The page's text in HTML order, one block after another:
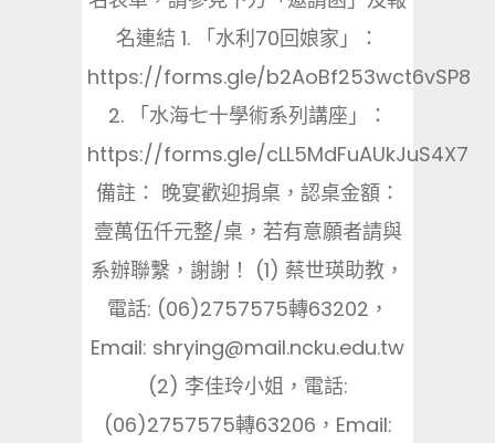
名連結 1. 「水利70回娘家」：
https://forms.gle/b2AoBf253wct6vSP8
2. 「水海七十學術系列講座」：
https://forms.gle/cLL5MdFuAUkJuS4X7
備註： 晚宴歡迎捐桌，認桌金額：
壹萬伍仟元整/桌，若有意願者請與
系辦聯繫，謝謝！ (1) 蔡世瑛助教，
電話: (06)2757575轉63202，
Email: shrying@mail.ncku.edu.tw
(2) 李佳玲小姐，電話:
(06)2757575轉63206，Email: